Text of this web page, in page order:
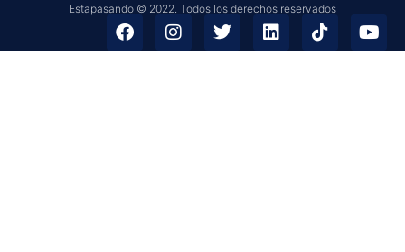
Estapasando © 2022. Todos los derechos reservados